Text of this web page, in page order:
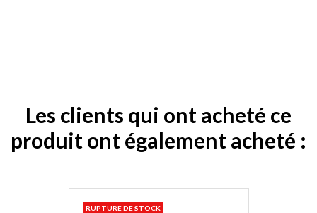
Les clients qui ont acheté ce
produit ont également acheté :
RUPTURE DE STOCK